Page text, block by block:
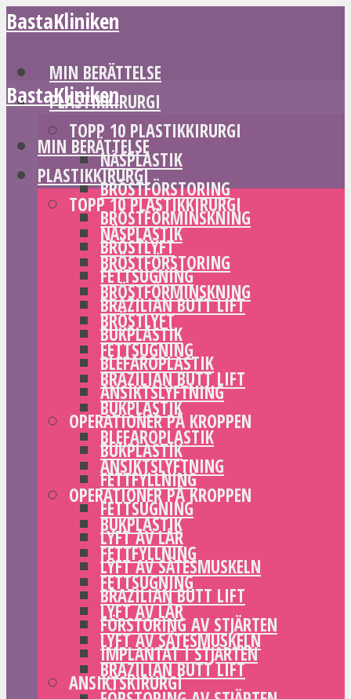
BastaKliniken
MIN BERÄTTELSE
PLASTIKKIRURGI
TOPP 10 PLASTIKKIRURGI
NÄSPLASTIK
BRÖSTFÖRSTORING
BRÖSTFÖRMINSKNING
BRÖSTLYFT
FETTSUGNING
BRAZILIAN BUTT LIFT
BUKPLASTIK
BLEFAROPLASTIK
ANSIKTSLYFTNING
OPERATIONER PÅ KROPPEN
BUKPLASTIK
FETTFYLLNING
FETTSUGNING
LYFT AV LÅR
LYFT AV SÄTESMUSKELN
BRAZILIAN BUTT LIFT
FÖRSTORING AV STJÄRTEN
IMPLANTAT I STJÄRTEN
ANSIKTSKIRURGI
BastaKliniken
MIN BERÄTTELSE
PLASTIKKIRURGI
TOPP 10 PLASTIKKIRURGI
NÄSPLASTIK
BRÖSTFÖRSTORING
BRÖSTFÖRMINSKNING
BRÖSTLYFT
FETTSUGNING
BRAZILIAN BUTT LIFT
BUKPLASTIK
BLEFAROPLASTIK
ANSIKTSLYFTNING
OPERATIONER PÅ KROPPEN
BUKPLASTIK
FETTFYLLNING
FETTSUGNING
LYFT AV LÅR
LYFT AV SÄTESMUSKELN
BRAZILIAN BUTT LIFT